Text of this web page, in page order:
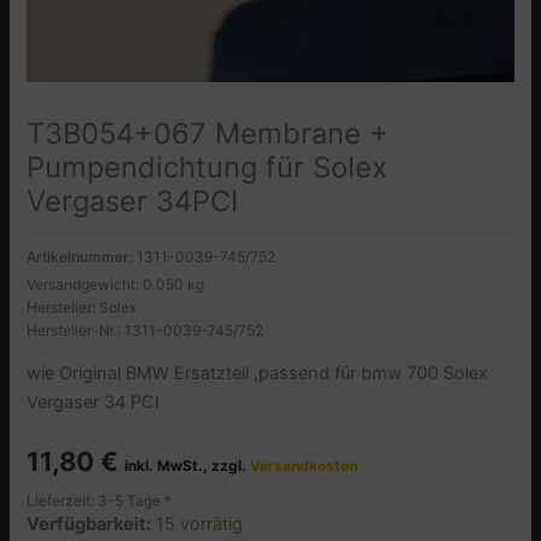
T3B054+067 Membrane +
Pumpendichtung für Solex
Vergaser 34PCI
Artikelnummer: 1311-0039-745/752
Versandgewicht: 0.050 kg
Hersteller: Solex
Hersteller-Nr.: 1311-0039-745/752
wie Original BMW Ersatzteil ,passend für bmw 700 Solex
Vergaser 34 PCI
11,80 € inkl. MwSt., zzgl.Versandkosten
Lieferzeit: 3-5 Tage *
Verfügbarkeit: 15 vorrätig